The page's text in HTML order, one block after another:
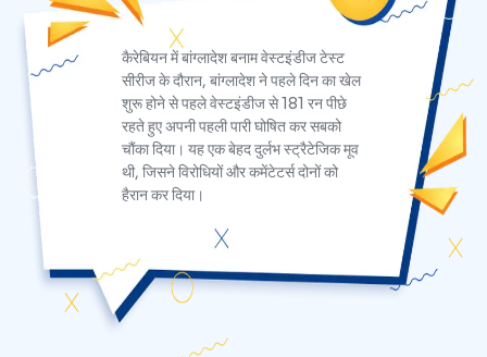
कैरेबियन में बांग्लादेश बनाम वेस्टइंडीज टेस्ट
सीरीज के दौरान, बांग्लादेश ने पहले दिन का खेल
शुरू होने से पहले वेस्टइंडीज से 181 रन पीछे
रहते हुए अपनी पहली पारी घोषित कर सबको
चौंका दिया। यह एक बेहद दुर्लभ स्ट्रैटेजिक मूव
थी, जिसने विरोधियों और कमेंटेटर्स दोनों को
हैरान कर दिया।